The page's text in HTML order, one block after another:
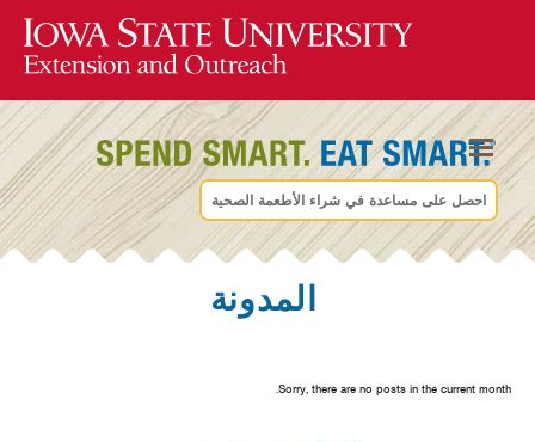
احصل على مساعدة في شراء الأطعمة الصحية
المدونة
Sorry, there are no posts in the current month.